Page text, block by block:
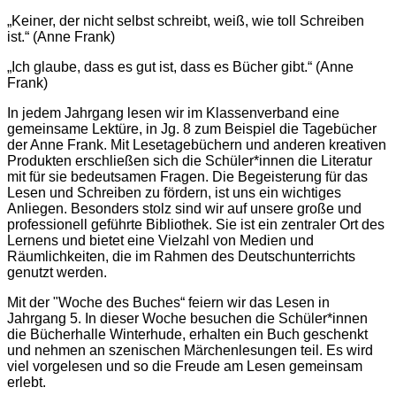
„Keiner, der nicht selbst schreibt, weiß, wie toll Schreiben
ist.“ (Anne Frank)
„Ich glaube, dass es gut ist, dass es Bücher gibt.“ (Anne
Frank)
In jedem Jahrgang lesen wir im Klassenverband eine
gemeinsame Lektüre, in Jg. 8 zum Beispiel die Tagebücher
der Anne Frank. Mit Lesetagebüchern und anderen kreativen
Produkten erschließen sich die Schüler*innen die Literatur
mit für sie bedeutsamen Fragen. Die Begeisterung für das
Lesen und Schreiben zu fördern, ist uns ein wichtiges
Anliegen. Besonders stolz sind wir auf unsere große und
professionell geführte Bibliothek. Sie ist ein zentraler Ort des
Lernens und bietet eine Vielzahl von Medien und
Räumlichkeiten, die im Rahmen des Deutschunterrichts
genutzt werden.
Mit der "Woche des Buches“ feiern wir das Lesen in
Jahrgang 5. In dieser Woche besuchen die Schüler*innen
die Bücherhalle Winterhude, erhalten ein Buch geschenkt
und nehmen an szenischen Märchenlesungen teil. Es wird
viel vorgelesen und so die Freude am Lesen gemeinsam
erlebt.